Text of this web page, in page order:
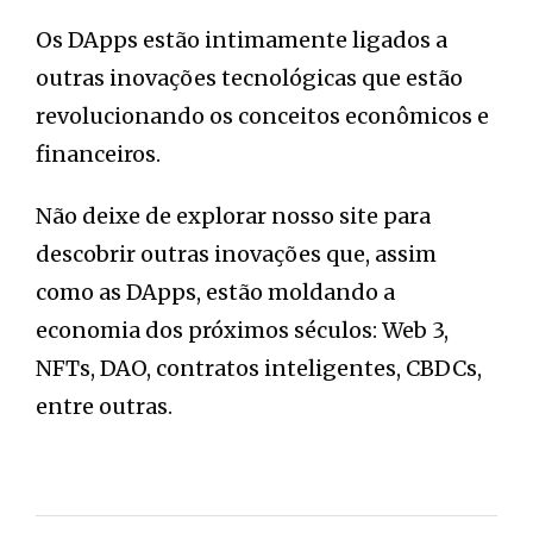
Os DApps estão intimamente ligados a
outras inovações tecnológicas que estão
revolucionando os conceitos econômicos e
financeiros.
Não deixe de explorar nosso site para
descobrir outras inovações que, assim
como as DApps, estão moldando a
economia dos próximos séculos: Web 3,
NFTs, DAO, contratos inteligentes, CBDCs,
entre outras.